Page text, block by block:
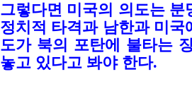
그렇다면 미국의 의도는
정치적 타격과 남한과 미
도가 북의 포탄에 불타는
놓고 있다고 봐야 한다.